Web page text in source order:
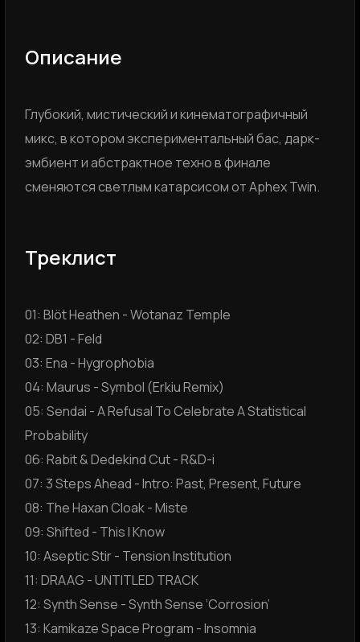
Описание
Глубокий, мистический и кинематографичный
микс, в котором экспериментальный бас, дарк-
эмбиент и абстрактное техно в финале
сменяются светлым катарсисом от Aphex Twin.
Треклист
01: Blöt Heathen - Wotanaz Temple
02: DB1 - Feld
03: Ena - Hygrophobia
04: Maurus - Symbol (Erkiu Remix)
05: Sendai - A Refusal To Celebrate A Statistical
Probability
06: Rabit & Dedekind Cut - R&D-i
07: 3 Steps Ahead - Intro: Past, Present, Future
08: The Haxan Cloak - Miste
09: Shifted - This I Know
10: Aseptic Stir - Tension Institution
11: DRAAG - UNTITLED TRACK
12: Synth Sense - Synth Sense ‘Corrosion’
13: Kamikaze Space Program - Insomnia